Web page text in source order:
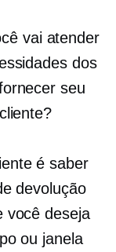
vai atender
dos
seu
é saber
devolução
você deseja
ou janela